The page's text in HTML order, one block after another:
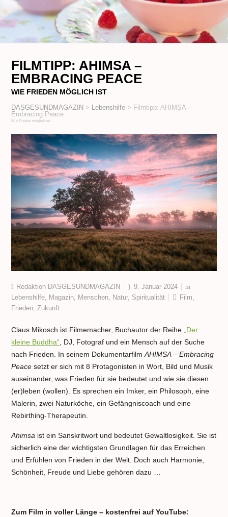
FILMTIPP: AHIMSA –
EMBRACING PEACE
WIE FRIEDEN MÖGLICH IST
DASGESUNDMAGAZIN > Lebenshilfe > Filmtipp: AHIMSA –
Embracing Peace
Wie Frieden möglich ist
Redaktion DASGESUNDMAGAZIN
9. Januar 2024
Lebenshilfe, Magazin, Menschen, Natur, Spiritualität Film,
Frieden,Zukunft
Claus Mikosch ist Filmemacher, Buchautor der Reihe„Der
kleine Buddha“, DJ, Fotograf und ein Mensch auf der Suche
nach Frieden. In seinem DokumentarfilmAHIMSA – Embracing
Peace setzt er sich mit 8 Protagonisten in Wort, Bild und Musik
auseinander, was Frieden für sie bedeutet und wie sie diesen
(er)leben (wollen). Es sprechen ein Imker, ein Philosoph, eine
Malerin, zwei Naturköche, ein Gefängniscoach und eine
Rebirthing-Therapeutin.
Ahimsa ist ein Sanskritwort und bedeutet Gewaltlosigkeit. Sie ist
sicherlich eine der wichtigsten Grundlagen für das Erreichen
und Erfühlen von Frieden in der Welt. Doch auch Harmonie,
Schönheit, Freude und Liebe gehören dazu …
Zum Film in voller Länge – kostenfrei auf YouTube: